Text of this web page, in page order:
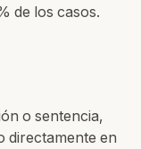
de los casos.
o sentencia,
directamente en